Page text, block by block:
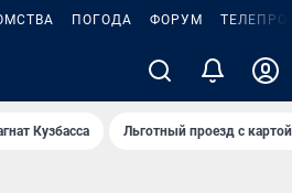
ПОГОДА ФОРУМ
Кузбасса Льготный проезд с